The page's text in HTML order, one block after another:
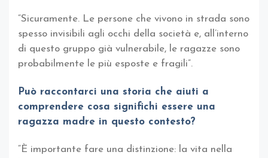
“Sicuramente. Le persone che vivono in strada sono
spesso invisibili agli occhi della società e, all’interno
di questo gruppo già vulnerabile, le ragazze sono
probabilmente le più esposte e fragili”.
Può raccontarci una storia che aiuti a
comprendere cosa significhi essere una
ragazza madre in questo contesto?
“È importante fare una distinzione: la vita nella